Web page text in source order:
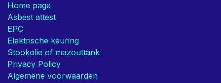
Home page
Asbest attest
EPC
Elektrische keuring
Stookolie of mazouttank
Privacy Policy
Algemene voorwaarden